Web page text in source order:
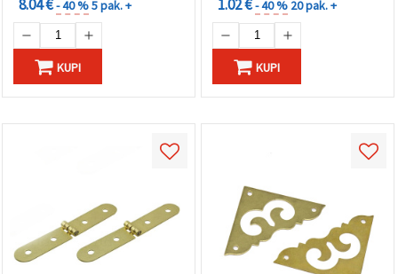
8.04 €- 40 %5 pak. +
KUPI
1.02 €- 40 % 20 pak. +
KUPI